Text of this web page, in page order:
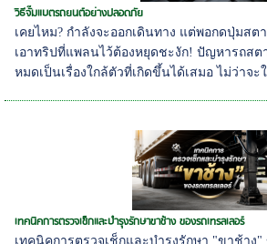
วิธีจั๊มแบตรถยนต์อย่างปลอดภัย
เคยไหม? กำลังจะออกเดินทาง แต่พอกดปุ่มสต
เอาทริปที่แพลนไว้ต้องหยุดชะงัก! ปัญหารถสต
หมดเป็นเรื่องใกล้ตัวที่เกิดขึ้นได้เสมอ ไม่ว่าจะ
เทคนิคการตรวจเช็กและบำรุงรักษาขาช้าง ของรถเทรลเลอร์
เทคนิคการตรวจเช็กและบำรุงรักษา "ขาช้าง"